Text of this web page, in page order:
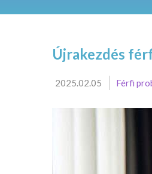
Újrakezdés
2025.02.05 Férfi